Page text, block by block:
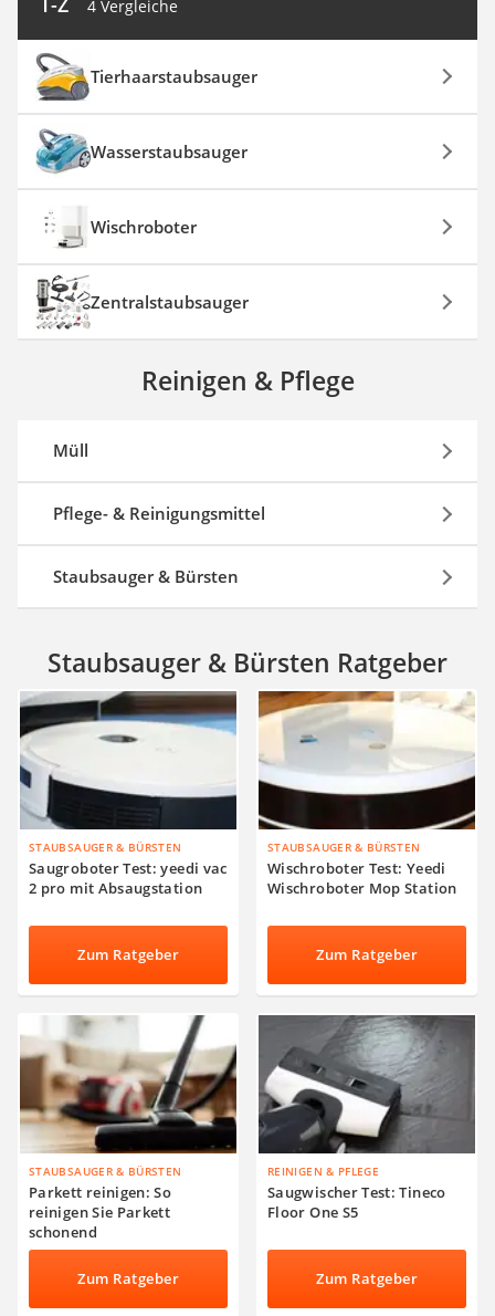
4 Vergleiche
Tierhaarstaubsauger
Wasserstaubsauger
Wischroboter
Zentralstaubsauger
Reinigen & Pflege
Müll
Pflege- & Reinigungsmittel
Staubsauger & Bürsten
Staubsauger & Bürsten Ratgeber
STAUBSAUGER & BÜRSTEN
Saugroboter Test: yeedi vac
2 pro mit Absaugstation
Zum Ratgeber
STAUBSAUGER & BÜRSTEN
Wischroboter Test: Yeedi
Wischroboter Mop Station
Zum Ratgeber
STAUBSAUGER & BÜRSTEN
Parkett reinigen: So
reinigen Sie Parkett
schonend
Zum Ratgeber
REINIGEN & PFLEGE
Saugwischer Test: Tineco
Floor One S5
Zum Ratgeber